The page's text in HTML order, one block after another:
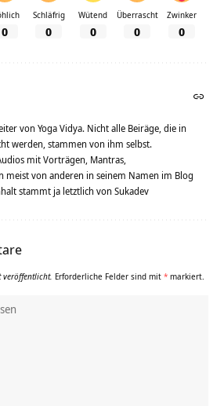
0
Schläfrig
0
Wütend
0
Überrascht
0
Zwinker
0
von Yoga Vidya. Nicht alle Beiräge, die in
werden, stammen von ihm selbst.
mit Vorträgen, Mantras,
meist von anderen in seinem Namen im Blog
stammt ja letztlich von Sukadev
veröffentlicht. Erforderliche Felder sind mit * markiert.